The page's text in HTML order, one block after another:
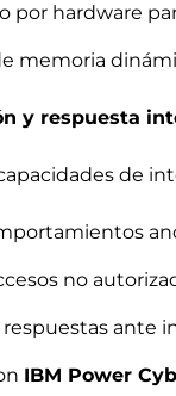
por hardware
memoria
y respuesta
de
no
ante
IBM Power